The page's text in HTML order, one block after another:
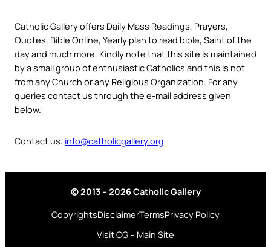
Catholic Gallery offers Daily Mass Readings, Prayers,
Quotes, Bible Online, Yearly plan to read bible, Saint of the
day and much more. Kindly note that this site is maintained
by a small group of enthusiastic Catholics and this is not
from any Church or any Religious Organization. For any
queries contact us through the e-mail address given
below.
Contact us: info@catholicgallery.org
© 2013 – 2026 Catholic Gallery
CopyrightsDisclaimerTermsPrivacy Policy
Visit CG – Main Site